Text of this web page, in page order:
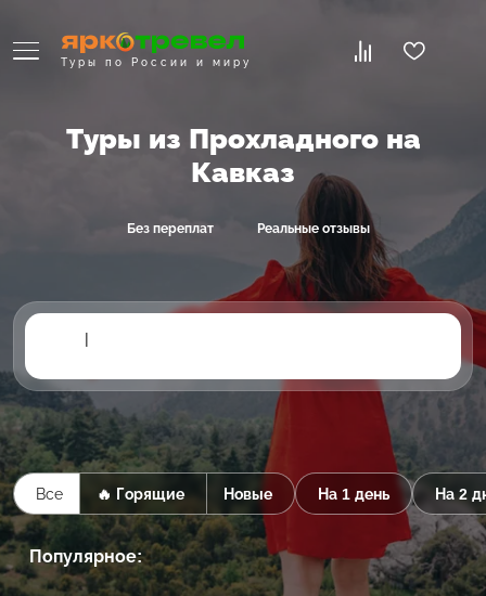
Туры по России и миру
Туры из Прохладного на
Кавказ
Без переплат Реальные отзывы
|
Все 🔥 Горящие Новые На 1 день На 2
Популярное: